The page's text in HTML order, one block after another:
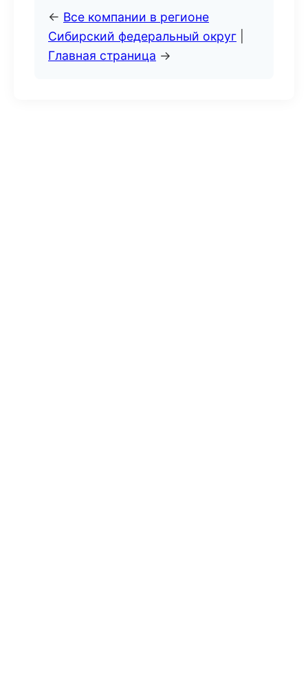
← Все компании в регионе
Сибирский федеральный округ
Главная страница →